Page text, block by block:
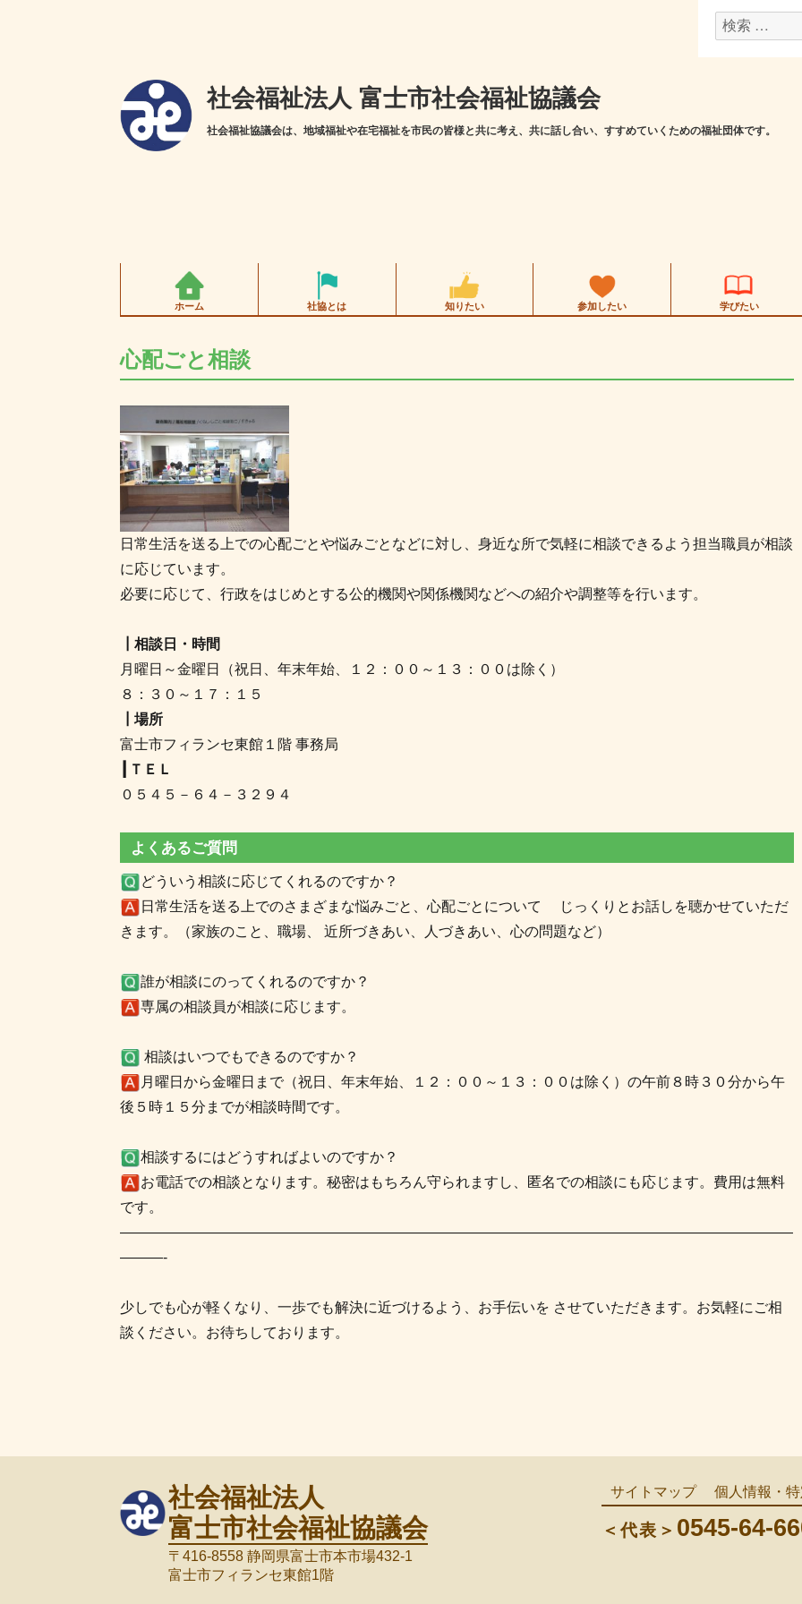
検
社会福祉法人 富士市社会福祉協議会
社会福祉協議会は、地域福祉や在宅福祉を市民の皆様と共に考え、共に話し合い、すすめていくための福祉団体です。
ホーム 社協とは 知りたい 参加したい 学びたい
心配ごと相談
日常生活を送る上での心配ごとや悩みごとなどに対し、身近な所で気軽に相談できるよう担当職員が相談
に応じています。
必要に応じて、行政をはじめとする公的機関や関係機関などへの紹介や調整等を行います。
┃相談日・時間
月曜日～金曜日（祝日、年末年始、１２：００～１３：００は除く）
８：３０～１７：１５
┃場所
富士市フィランセ東館１階 事務局
┃ＴＥＬ
０５４５－６４－３２９４
よくあるご質問
どういう相談に応じてくれるのですか？
日常生活を送る上でのさまざまな悩みごと、心配ごとについて じっくりとお話しを聴かせていただ
きます。（家族のこと、職場、 近所づきあい、人づきあい、心の問題など）
誰が相談にのってくれるのですか？
専属の相談員が相談に応じます。
相談はいつでもできるのですか？
月曜日から金曜日まで（祝日、年末年始、１２：００～１３：００は除く）の午前８時３０分から午
後５時１５分までが相談時間です。
相談するにはどうすればよいのですか？
お電話での相談となります。秘密はもちろん守られますし、匿名での相談にも応じます。費用は無料
です。
———————————————————————————————————————————————
———-
少しでも心が軽くなり、一歩でも解決に近づけるよう、お手伝いを させていただきます。お気軽にご相
談ください。お待ちしております。
社会福祉法人
富士市社会福祉協議会
〒416-8558 静岡県富士市本市場432-1
富士市フィランセ東館1階
サイトマップ 個人情報・
＜代表＞ 0545-64-